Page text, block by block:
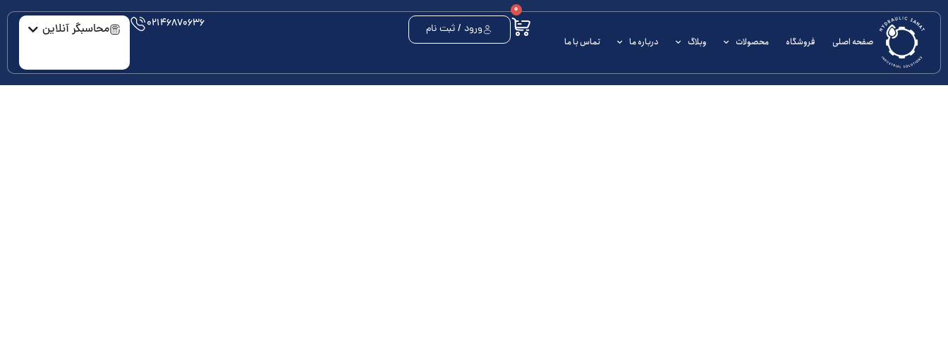
صفحه اصلی فروشگاه محصولات وبلاگ درباره ما تماس با ما
0
ورود / ثبت نام ۰۲۱۴۶۸۷۰۶۳۶ محاسبگر آنلاین